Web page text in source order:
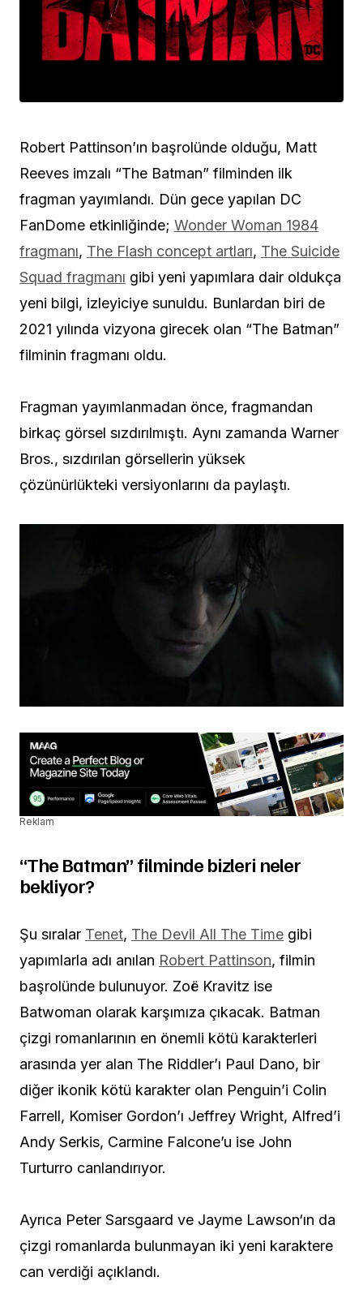
Robert Pattinson’ın başrolünde olduğu, Matt
Reeves imzalı “The Batman” filminden ilk
fragman yayımlandı. Dün gece yapılan DC
FanDome etkinliğinde; Wonder Woman 1984
fragmanı, The Flash concept artları, The Suicide
Squad fragmanı gibi yeni yapımlara dair oldukça
yeni bilgi, izleyiciye sunuldu. Bunlardan biri de
2021 yılında vizyona girecek olan “The Batman”
filminin fragmanı oldu.
Fragman yayımlanmadan önce, fragmandan
birkaç görsel sızdırılmıştı. Aynı zamanda Warner
Bros., sızdırılan görsellerin yüksek
çözünürlükteki versiyonlarını da paylaştı.
Reklam
“The Batman” filminde bizleri neler
bekliyor?
Şu sıralar Tenet, The Devil All The Time gibi
yapımlarla adı anılan Robert Pattinson, filmin
başrolünde bulunuyor. Zoë Kravitz ise
Batwoman olarak karşımıza çıkacak. Batman
çizgi romanlarının en önemli kötü karakterleri
arasında yer alan The Riddler’ı Paul Dano, bir
diğer ikonik kötü karakter olan Penguin’i Colin
Farrell, Komiser Gordon’ı Jeffrey Wright, Alfred’i
Andy Serkis, Carmine Falcone’u ise John
Turturro canlandırıyor.
Ayrıca Peter Sarsgaard ve Jayme Lawson‘ın da
çizgi romanlarda bulunmayan iki yeni karaktere
can verdiği açıklandı.